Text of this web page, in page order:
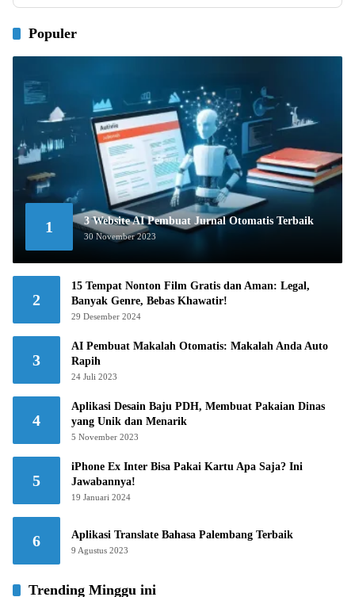
Populer
1 3 Website AI Pembuat Jurnal Otomatis Terbaik
30 November 2023
2
15 Tempat Nonton Film Gratis dan Aman: Legal,
Banyak Genre, Bebas Khawatir!
29 Desember 2024
3
AI Pembuat Makalah Otomatis: Makalah Anda Auto
Rapih
24 Juli 2023
4
Aplikasi Desain Baju PDH, Membuat Pakaian Dinas
yang Unik dan Menarik
5 November 2023
5
iPhone Ex Inter Bisa Pakai Kartu Apa Saja? Ini
Jawabannya!
19 Januari 2024
6 Aplikasi Translate Bahasa Palembang Terbaik
9 Agustus 2023
Trending Minggu ini